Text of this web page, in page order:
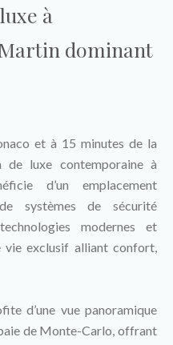
à
dominant
et à 15 minutes de la
luxe contemporaine à
d’un emplacement
systèmes de sécurité
modernes et
exclusif alliant confort,
d’une vue panoramique
de Monte-Carlo, offrant